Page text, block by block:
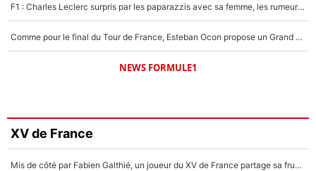
F1 : Charles Leclerc surpris par les paparazzis avec sa femme, les rumeurs étaient vraies !
Comme pour le final du Tour de France, Esteban Ocon propose un Grand Prix de Formule 1 à Paris : «Autour de l’Arc de Triomphe, ce serait génial» !
NEWS FORMULE1
XV de France
Mis de côté par Fabien Galthié, un joueur du XV de France partage sa frustration : «ils ne me l’ont pas dit tout de suite»